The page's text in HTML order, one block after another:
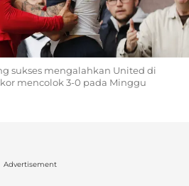
sukses mengalahkan United di
mencolok 3-0 pada Minggu
Advertisement